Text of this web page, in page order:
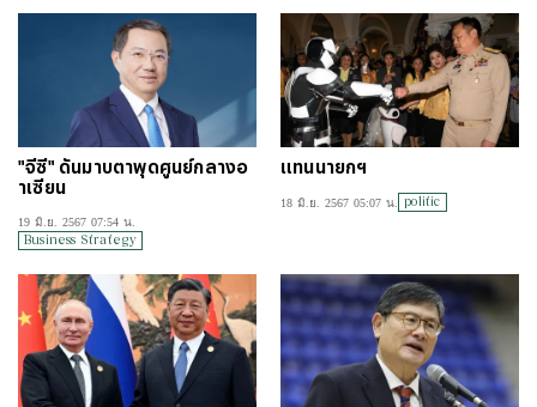
"จีซี" ดันมาบตาพุดศูนย์กลางอ
าเซียน
19 มิ.ย. 2567 07:54 น.
Business Strategy
แทนนายกฯ
18 มิ.ย. 2567 05:07 น. politic